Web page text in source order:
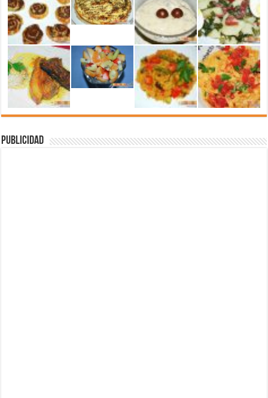
Publicidad